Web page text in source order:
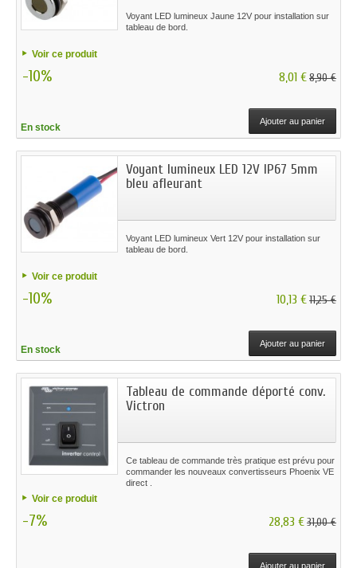
Voyant LED lumineux Jaune 12V pour installation sur
tableau de bord.
Voir ce produit
-10% 8,01 €8,90 €
En stock
Ajouter au panier
Voyant lumineux LED 12V IP67 5mm
bleu afleurant
Voyant LED lumineux Vert 12V pour installation sur
tableau de bord.
Voir ce produit
-10% 10,13 €11,25 €
En stock
Ajouter au panier
Tableau de commande déporté conv.
Victron
Ce tableau de commande très pratique est prévu pour
commander les nouveaux convertisseurs Phoenix VE
direct .
Voir ce produit
-7% 28,83 €31,00 €
Ajouter au panier